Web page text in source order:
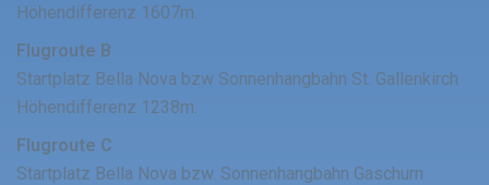
Höhendifferenz 1607m.
Flugroute B
Startplatz Bella Nova bzw Sonnenhangbahn St. Gallenkirch
Höhendifferenz 1238m.
Flugroute C
Startplatz Bella Nova bzw. Sonnenhangbahn Gaschurn